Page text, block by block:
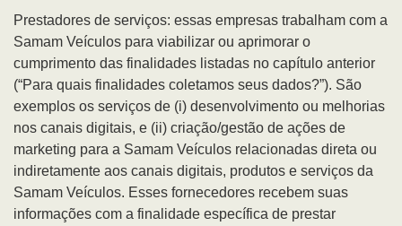
Prestadores de serviços: essas empresas trabalham com a
Samam Veículos para viabilizar ou aprimorar o
cumprimento das finalidades listadas no capítulo anterior
(“Para quais finalidades coletamos seus dados?”). São
exemplos os serviços de (i) desenvolvimento ou melhorias
nos canais digitais, e (ii) criação/gestão de ações de
marketing para a Samam Veículos relacionadas direta ou
indiretamente aos canais digitais, produtos e serviços da
Samam Veículos. Esses fornecedores recebem suas
informações com a finalidade específica de prestar